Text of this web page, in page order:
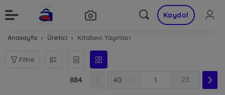
Kaydol
Anasayfa Üretici Kitabevi Yayınları
Filtre
884 23